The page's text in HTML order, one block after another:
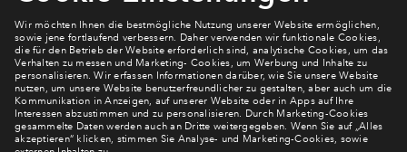
Newsletter Anmeldung
Verpassen Sie zu diesem Wohnprojekt keine Neuigkeiten
mehr! Wir halten Sie auf dem Laufenden – mit unserem
regelmäßig erscheinenden Newsletter informieren wir Sie
über den Stand dieses und weiterer Neubauprojekte.